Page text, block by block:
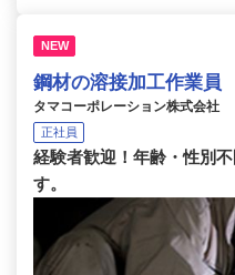
NEW
鋼材の溶接加工作業員
タマコーポレーション株式会社
正社員
経験者歓迎！年齢・性別
す。